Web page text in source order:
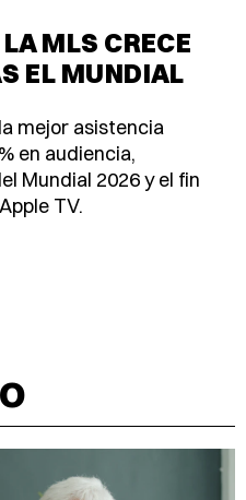
MLS CRECE
EL MUNDIAL
mejor asistencia
en audiencia,
Mundial 2026 y el fin
TV.